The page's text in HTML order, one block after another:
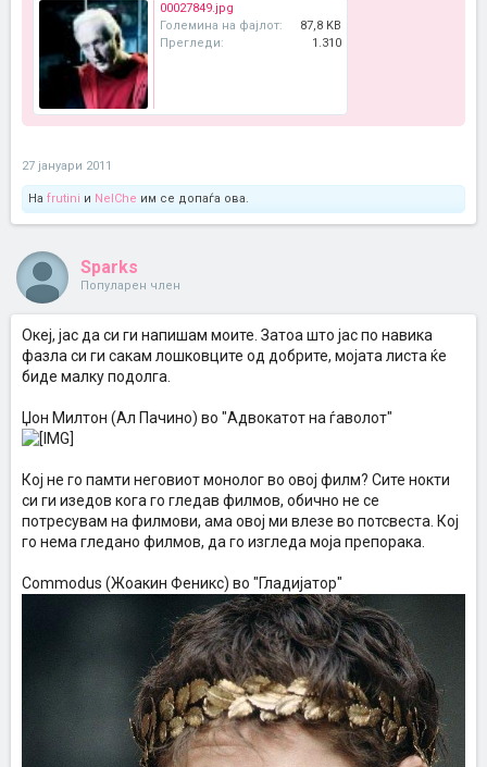
00027849.jpg
Големина на фајлот:
87,8 KB
Прегледи:
1.310
27 јануари 2011
На frutini и NelChe им се допаѓа ова.
Sparks
Популарен член
Океј, јас да си ги напишам моите. Затоа што јас по навика
фазла си ги сакам лошковците од добрите, мојата листа ќе
биде малку подолга.
Џон Милтон (Ал Пачино) во "Адвокатот на ѓаволот"
Кој не го памти неговиот монолог во овој филм? Сите нокти
си ги изедов кога го гледав филмов, обично не се
потресувам на филмови, ама овој ми влезе во потсвеста. Кој
го нема гледано филмов, да го изгледа моја препорака.
Commodus (Жоакин Феникс) во "Гладијатор"